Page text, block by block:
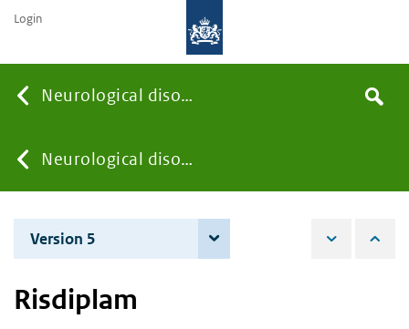
Neurological disorders
You
are
here:
Neurological disorders
the
Search
Login
Version 5
Risdiplam